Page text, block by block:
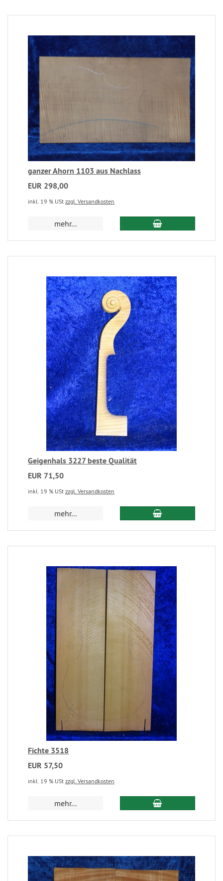
ganzer Ahorn 1103 aus Nachlass
EUR 298,00
inkl. 19 % USt zzgl. Versandkosten
mehr...
Geigenhals 3227 beste Qualität
EUR 71,50
inkl. 19 % USt zzgl. Versandkosten
mehr...
Fichte 3518
EUR 57,50
inkl. 19 % USt zzgl. Versandkosten
mehr...